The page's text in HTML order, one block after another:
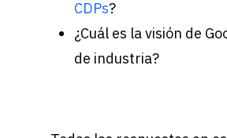
CDPs?
¿Cuál es la visión de
de industria?